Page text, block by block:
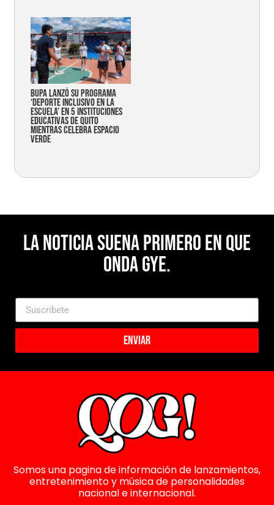
Bupa lanzó su programa
‘Deporte Inclusivo en la
Escuela’ en 5 instituciones
educativas de Quito
mientras celebra espacio
verde
La noticia suena primero en Que
Onda Gye.
Enviar
Somos una pagina de información de lanzamientos,
entretenimiento y música de personalidades
nacional e internacional.